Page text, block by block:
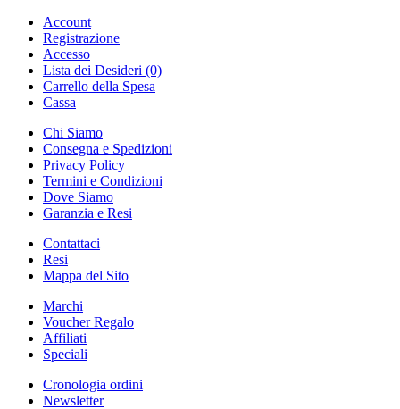
Account
Registrazione
Accesso
Lista dei Desideri (0)
Carrello della Spesa
Cassa
Chi Siamo
Consegna e Spedizioni
Privacy Policy
Termini e Condizioni
Dove Siamo
Garanzia e Resi
Contattaci
Resi
Mappa del Sito
Marchi
Voucher Regalo
Affiliati
Speciali
Cronologia ordini
Newsletter